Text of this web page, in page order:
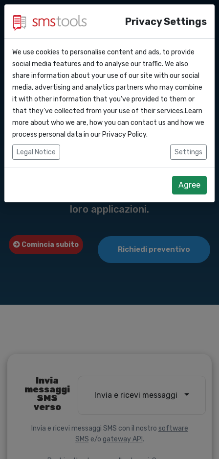
API Docs
Webhooks
Integrazioni
Zapier
Perche’ smstools?
Blog
Accordo del livello di servizio
Contatti
Richiedi un preventivo
Messaggi API del
gateway SMS verso il
Un'API SMS è un'interfaccia di
programmazione delle applicazioni
(Application Programming Interface) che
consente ai programmatori di integrare
l'invio e la ricezione di messaggi SMS nelle
loro applicazioni.
Comincia subito
Richiedi preventivo
Invia
messaggi
SMS
verso
Invia e ricevi messaggi
Invia e ricevi messaggi SMS con il nostro software
SMS e/o gateway API .
Privacy Settings
We use cookies to personalise content and ads, to provide
social media features and to analyse our traffic. We also
share information about your use of our site with our social
media, advertising and analytics partners who may combine
it with other information that you’ve provided to them or
that they’ve collected from your use of their services.Learn
more about who we are, how you can contact us and how we
process personal data in our Privacy Policy.
Legal Notice Settings
Agree